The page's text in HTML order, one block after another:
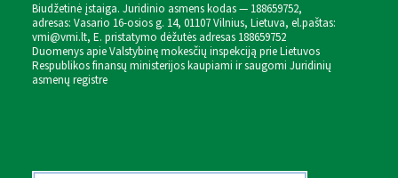
Biudžetinė įstaiga. Juridinio asmens kodas — 188659752,
adresas: Vasario 16-osios g. 14, 01107 Vilnius, Lietuva, el.paštas:
vmi@vmi.lt, E. pristatymo dėžutės adresas 188659752
Duomenys apie Valstybinę mokesčių inspekciją prie Lietuvos
Respublikos finansų ministerijos kaupiami ir saugomi Juridinių
asmenų registre